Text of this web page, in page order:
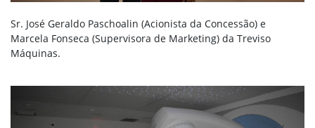
Sr. José Geraldo Paschoalin (Acionista da Concessão) e
Marcela Fonseca (Supervisora de Marketing) da Treviso
Máquinas.